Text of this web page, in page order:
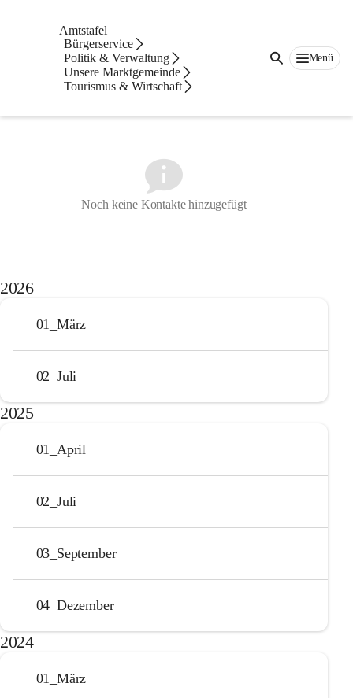
Amtstafel
Bürgerservice
Politik & Verwaltung
Unsere Marktgemeinde
Tourismus & Wirtschaft
Menü
Gemeindezeitung
Ansprechpartner
Noch keine Kontakte hinzugefügt
2026
01_März
02_Juli
2025
01_April
02_Juli
03_September
04_Dezember
2024
01_März